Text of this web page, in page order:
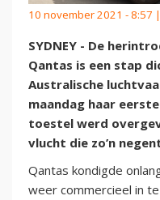
10 november 2021 - 8:57
SYDNEY - De
Qantas is een stap
Australische
maandag haar
toestel werd
vlucht die zo’n
Qantas kondigde
weer commercieel in